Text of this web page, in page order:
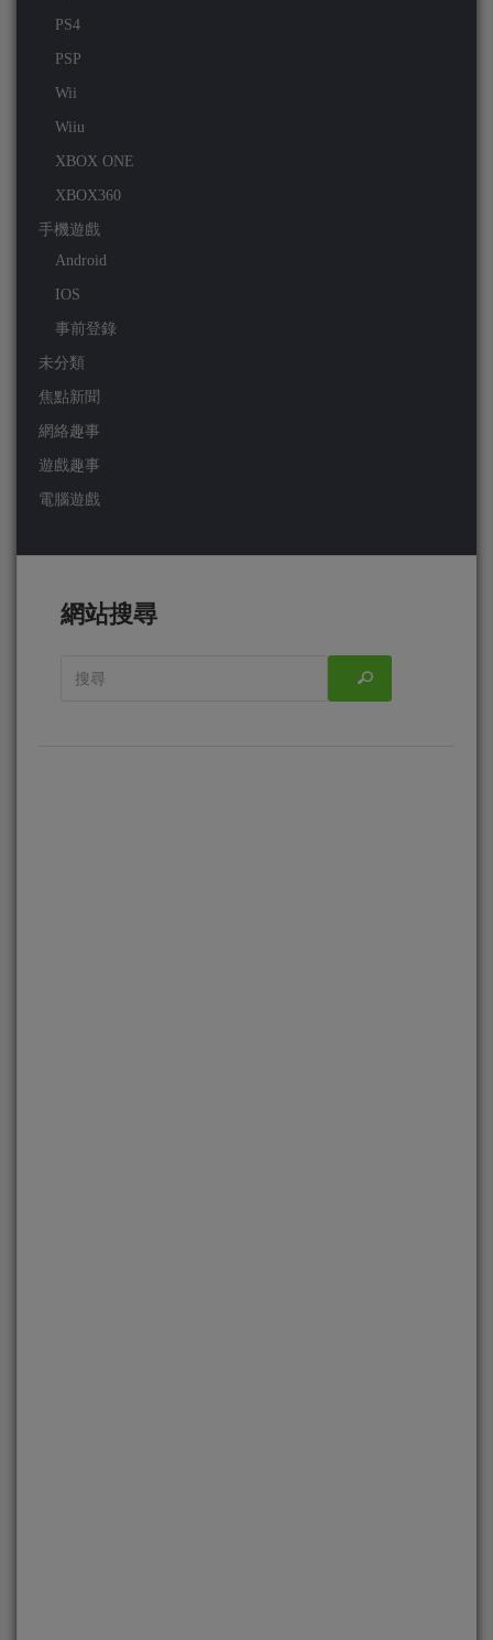
PS4
PSP
Wii
Wiiu
XBOX ONE
XBOX360
手機遊戲
Android
IOS
事前登錄
未分類
焦點新聞
網絡趣事
遊戲趣事
電腦遊戲
網站搜尋